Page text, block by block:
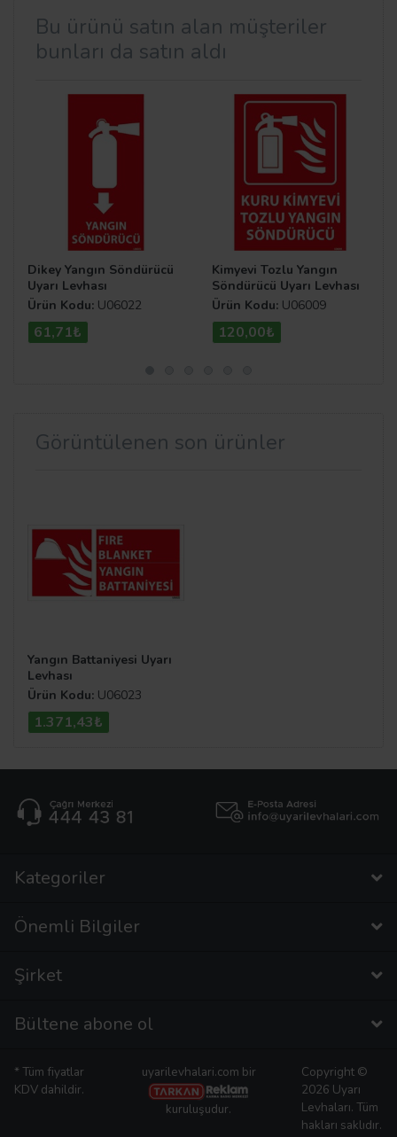
Bu ürünü satın alan müşteriler
bunları da satın aldı
Dikey Yangın Söndürücü
Uyarı Levhası
Ürün Kodu: U06022
61,71₺
Kimyevi Tozlu Yangın
Söndürücü Uyarı Levhası
Ürün Kodu: U06009
120,00₺
Görüntülenen son ürünler
Yangın Battaniyesi Uyarı
Levhası
Ürün Kodu: U06023
1.371,43₺
Kategoriler
Önemli Bilgiler
Şirket
Bültene abone ol
* Tüm fiyatlar
KDV dahildir.
uyarilevhalari.com bir
kuruluşudur.
Copyright ©
2026 Uyarı
Levhaları. Tüm
hakları saklıdır.